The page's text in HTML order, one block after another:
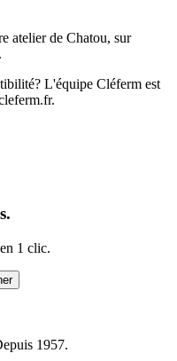
atelier de Chatou, sur
L'équipe Cléferm est
1 clic.
1957.